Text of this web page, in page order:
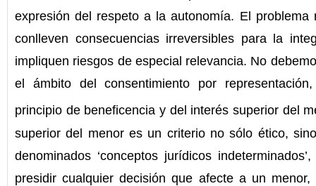
expresión del respeto a la autonomía. El problema
conlleven consecuencias irreversibles para la
impliquen riesgos de especial relevancia. No
el ámbito del consentimiento por
principio de beneficencia y del interés superior del
superior del menor es un criterio no sólo ético,
denominados ‘conceptos jurídicos
presidir cualquier decisión que afecte a un